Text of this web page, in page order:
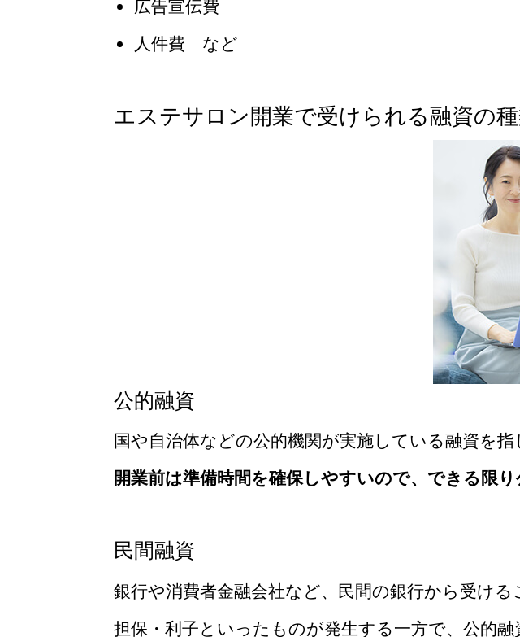
広告宣伝費
人件費 など
エステサロン開業で受けられる融資の
公的融資
国や自治体などの公的機関が実施している融資を指
開業前は準備時間を確保しやすいので、できる限
民間融資
銀行や消費者金融会社など、民間の銀行から受ける
担保・利子といったものが発生する一方で、公的